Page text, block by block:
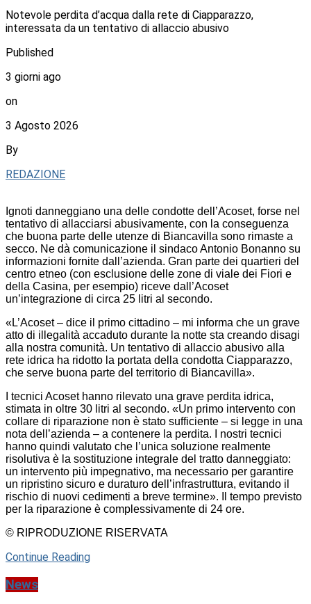
Notevole perdita d’acqua dalla rete di Ciapparazzo,
interessata da un tentativo di allaccio abusivo
Published
3 giorni ago
on
3 Agosto 2026
By
REDAZIONE
Ignoti danneggiano una delle condotte dell’Acoset, forse nel
tentativo di allacciarsi abusivamente, con la conseguenza
che buona parte delle utenze di Biancavilla sono rimaste a
secco. Ne dà comunicazione il sindaco Antonio Bonanno su
informazioni fornite dall’azienda. Gran parte dei quartieri del
centro etneo (con esclusione delle zone di viale dei Fiori e
della Casina, per esempio) riceve dall’Acoset
un’integrazione di circa 25 litri al secondo.
«L’Acoset – dice il primo cittadino – mi informa che un grave
atto di illegalità accaduto durante la notte sta creando disagi
alla nostra comunità. Un tentativo di allaccio abusivo alla
rete idrica ha ridotto la portata della condotta Ciapparazzo,
che serve buona parte del territorio di Biancavilla».
I tecnici Acoset hanno rilevato una grave perdita idrica,
stimata in oltre 30 litri al secondo. «Un primo intervento con
collare di riparazione non è stato sufficiente – si legge in una
nota dell’azienda – a contenere la perdita. I nostri tecnici
hanno quindi valutato che l’unica soluzione realmente
risolutiva è la sostituzione integrale del tratto danneggiato:
un intervento più impegnativo, ma necessario per garantire
un ripristino sicuro e duraturo dell’infrastruttura, evitando il
rischio di nuovi cedimenti a breve termine». Il tempo previsto
per la riparazione è complessivamente di 24 ore.
© RIPRODUZIONE RISERVATA
Continue Reading
News